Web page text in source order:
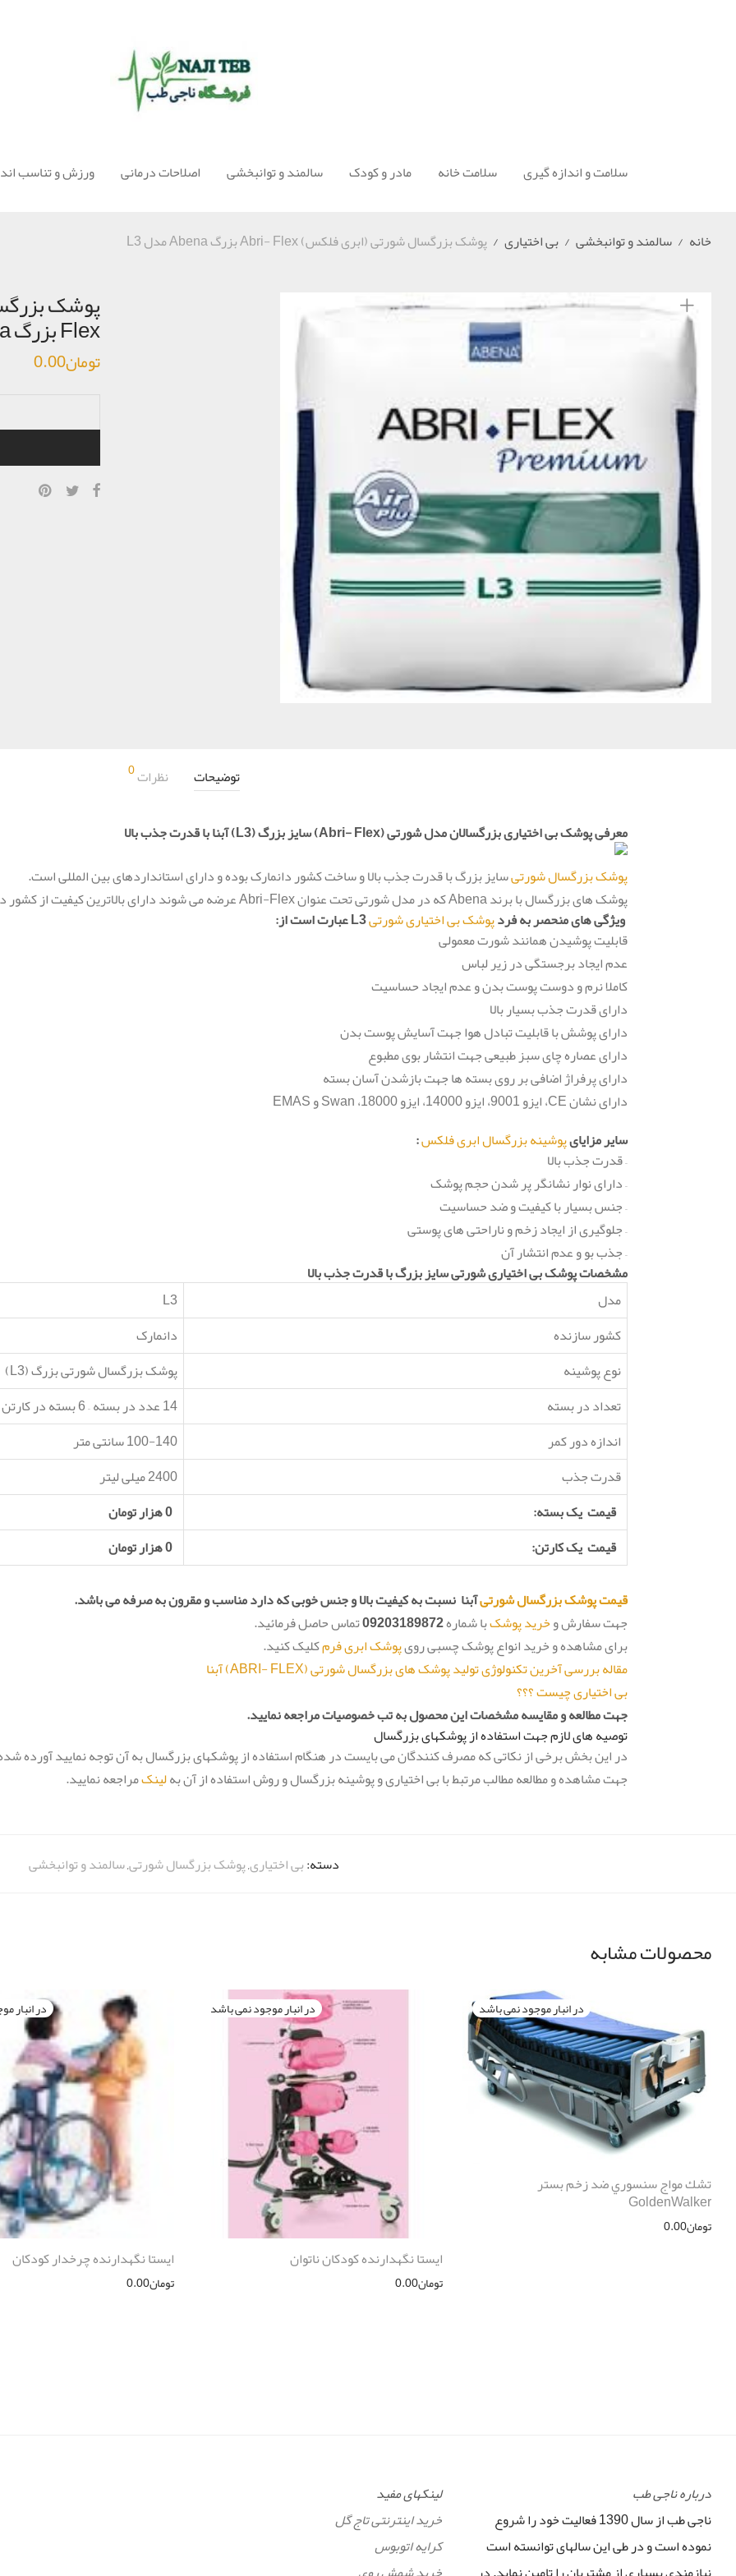
سلامت و اندازه گیری سلامت خانه مادر و کودک سالمند و توانبخشی اصلاحات درمانی ورزش و تناسب
خانه / سالمند و توانبخشی / بی اختیاری / پوشک بزرگسال شورتی (ابری فلکس) Abri- Flex بزرگ Abena مدل L3
Flex بزرگ Abena مدل L3
تومان0.00
توضیحات نظرات0
معرفی پوشک بی اختیاری بزرگسالان مدل شورتی (Abri- Flex) سایز بزرگ (L3) آبنا با قدرت جذب بالا
پوشک بزرگسال شورتیسایز بزرگ با قدرت جذب بالا و ساخت کشور دانمارک بوده و دارای استانداردهای بین المللی است.
پوشک های بزرگسال با برند Abena که در مدل شورتی تحت عنوان Abri-Flex عرضه می شوند دارای بالاترین کیفیت از کشور دانمارک می باشند.
ویژگی های منحصر به فردپوشک بی اختیاری شورتی
قابلیت پوشیدن همانند شورت معمولی
عدم ایجاد برجستگی در زیر لباس
کاملا نرم و دوست پوست بدن و عدم ایجاد حساسیت
دارای قدرت جذب بسیار بالا
دارای پوشش با قابلیت تبادل هوا جهت آسایش پوست بدن
دارای عصاره چای سبز طبیعی جهت انتشار بوی مطبوع
دارای پرفراژ اضافی بر روی بسته ها جهت بازشدن آسان بسته
دارای نشان CE، ایزو 9001، ایزو 14000، ایزو 18000، Swan و EMAS
سایر مزایایپوشینه بزرگسال ابری فلکس:
– قدرت جذب بالا
– دارای نوار نشانگر پر شدن حجم پوشک
– جنس بسیار با کیفیت و ضد حساسیت
– جلوگیری از ایجاد زخم و ناراحتی های پوستی
– جذب بو و عدم انتشار آن
مشخصات پوشک بی اختیاری شورتی سایز بزرگ با قدرت جذب بالا
مدل
L3
کشور سازنده
دانمارک
نوع پوشینه
پوشک بزرگسال شورتی بزرگ (L3)
تعداد در بسته
14 عدد در بسته – 6 بسته در کارتن
اندازه دور کمر
100-140 سانتی متر
قدرت جذب
2400 میلی لیتر
قیمت یک بسته:
0 هزار تومان
قیمت یک کارتن:
0 هزار تومان
قیمت پوشک بزرگسال شورتیآبنا نسبت به کیفیت بالا و جنس خوبی که دارد مناسب و مقرون به صرفه می باشد.
جهت سفارش وخرید پوشکبا شماره09203189872تماس حاصل فرمائید.
برای مشاهده و خرید انواع پوشک چسبی رویپوشک ابری فرمکلیک کنید.
مقاله بررسی آخرین تکنولوژی تولید پوشک های بزرگسال شورتی (ABRI- FLEX) آبنا
بی اختیاری چیست ؟؟؟
جهت مطالعه و مقایسه مشخصات این محصول به تب خصوصیات مراجعه نمایید.
توصیه های لازم جهت استفاده از پوشکهای بزرگسال
در این بخش برخی از نکاتی که مصرف کنندگان می بایست در هنگام استفاده از پوشکهای بزرگسال به آن توجه نمایید آورده
جهت مشاهده و مطالعه مطالب مرتبط با بی اختیاری و پوشینه بزرگسال و روش استفاده از آن بهلینکمراجعه نمایید.
دسته:بی اختیاری,پوشک بزرگسال شورتی,سالمند و توانبخشی
محصولات مشابه
تشك مواج سنسوري ضد زخم بستر
GoldenWalker
تومان0.00
ایستا نگهدارنده کودکان ناتوان
تومان0.00
ایستا نگهدارنده چرخدار کودکان
تومان0.00
درباره ناجی طب
ناجی طب از سال 1390 فعالیت خود را شروع
نموده است و در طی این سالهای توانسته است
لینکهای مفید
خرید اینترنتی تاج گل
کرایه اتوبوس